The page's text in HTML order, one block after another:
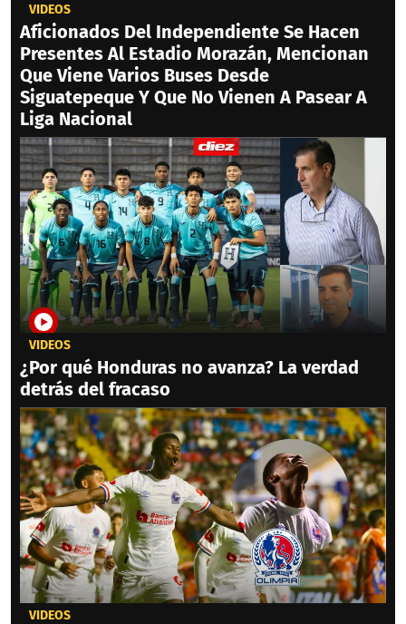
VIDEOS
Aficionados Del Independiente Se Hacen
Presentes Al Estadio Morazán, Mencionan
Que Viene Varios Buses Desde
Siguatepeque Y Que No Vienen A Pasear A
Liga Nacional
VIDEOS
¿Por qué Honduras no avanza? La verdad
detrás del fracaso
VIDEOS